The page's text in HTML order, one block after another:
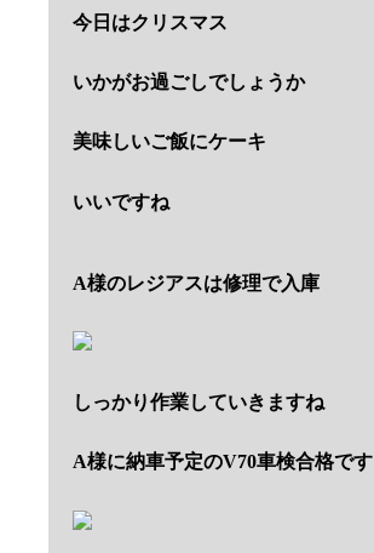
今日はクリスマス
いかがお過ごしでしょうか
美味しいご飯にケーキ
いいですね
A様のレジアスは修理で入庫
しっかり作業していきますね
A様に納車予定のV70車検合格です